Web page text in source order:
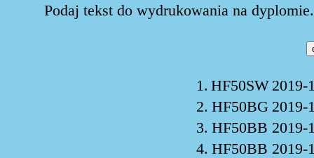
Podaj tekst do wydrukowania na
1. HF50SW 2019-
2. HF50BG 2019-
3. HF50BB 2019-
4. HF50BB 2019-